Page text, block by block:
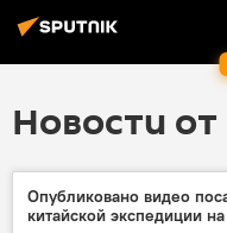
Новости от
Опубликовано видео
китайской экспедиции